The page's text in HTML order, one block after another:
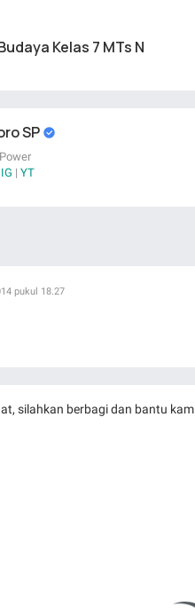
Kelas 7 MTs N
SP
IG | YT
pukul 18.27
silahkan berbagi dan bantu